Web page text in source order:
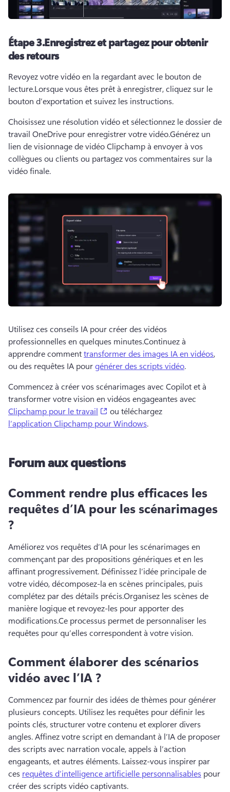
Étape 3.Enregistrez et partagez pour obtenir
des retours
Revoyez votre vidéo en la regardant avec le bouton de
lecture.Lorsque vous êtes prêt à enregistrer, cliquez sur le
bouton d’exportation et suivez les instructions.
Choisissez une résolution vidéo et sélectionnez le dossier de
travail OneDrive pour enregistrer votre vidéo.Générez un
lien de visionnage de vidéo Clipchamp à envoyer à vos
collègues ou clients ou partagez vos commentaires sur la
vidéo finale.
Utilisez ces conseils IA pour créer des vidéos
professionnelles en quelques minutes.Continuez à
apprendre comment transformer des images IA en vidéos,
ou des requêtes IA pour générer des scripts vidéo.
Commencez à créer vos scénarimages avec Copilot et à
transformer votre vision en vidéos engageantes avec
Clipchamp pour le travail
(opens in a new tab)
ou téléchargez
l’application Clipchamp pour Windows.
Forum aux questions
Comment rendre plus efficaces les
requêtes d’IA pour les scénarimages
?
Améliorez vos requêtes d’IA pour les scénarimages en
commençant par des propositions génériques et en les
affinant progressivement. Définissez l’idée principale de
votre vidéo, décomposez-la en scènes principales, puis
complétez par des détails précis.Organisez les scènes de
manière logique et revoyez-les pour apporter des
modifications.Ce processus permet de personnaliser les
requêtes pour qu’elles correspondent à votre vision.
Comment élaborer des scénarios
vidéo avec l’IA ?
Commencez par fournir des idées de thèmes pour générer
plusieurs concepts. Utilisez les requêtes pour définir les
points clés, structurer votre contenu et explorer divers
angles. Affinez votre script en demandant à l’IA de proposer
des scripts avec narration vocale, appels à l’action
engageants, et autres éléments. Laissez-vous inspirer par
ces requêtes d’intelligence artificielle personnalisables pour
créer des scripts vidéo captivants.